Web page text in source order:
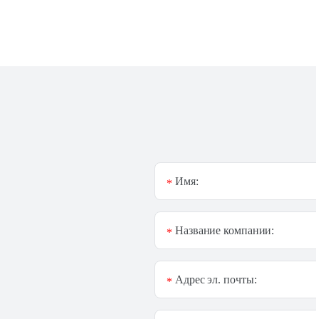
Имя:
*
Название компании:
*
Адрес эл. почты:
*